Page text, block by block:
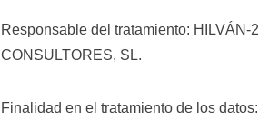
Responsable del tratamiento: HILVÁN-2
CONSULTORES, SL.
Finalidad en el tratamiento de los datos: